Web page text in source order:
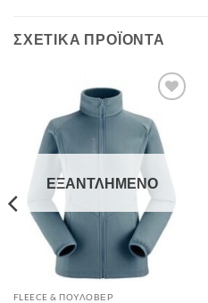
ΣΧΕΤΙΚΆ ΠΡΟΪΌΝΤΑ
wishlist
ΕΞΑΝΤΛΗΜΈΝΟ
FLEECE & ΠΟΥΛΌΒΕΡ